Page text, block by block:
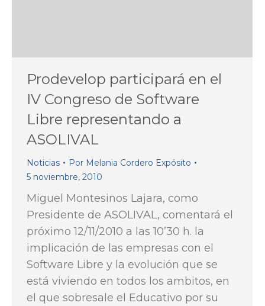
Prodevelop participará en el
IV Congreso de Software
Libre representando a
ASOLIVAL
Noticias Por Melania Cordero Expósito
5 noviembre, 2010
Miguel Montesinos Lajara, como
Presidente de ASOLIVAL, comentará el
próximo 12/11/2010 a las 10’30 h. la
implicación de las empresas con el
Software Libre y la evolución que se
está viviendo en todos los ambitos, en
el que sobresale el Educativo por su